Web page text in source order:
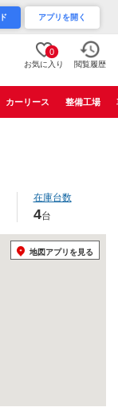
アプリを開く
0
お気に入り 閲覧履歴
カーリース 整備工場
在庫台数
4台
地図アプリを見る